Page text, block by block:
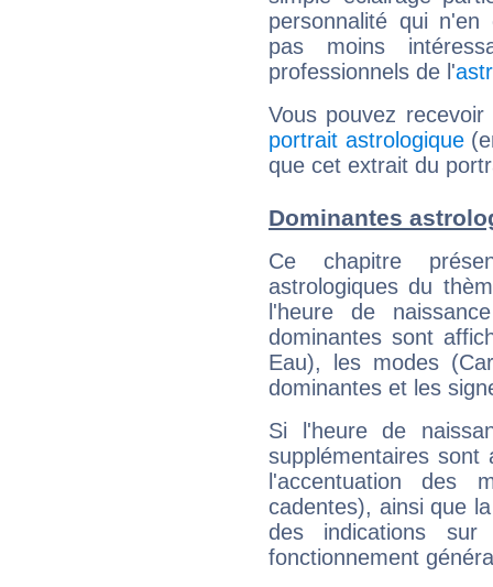
personnalité qui n'en
pas moins
professionnels de l'
Vous pouvez
portrait astrologique
que cet extrait du
Dominantes
Ce chapitre
astrologiques du
l'heure de
dominantes sont
Eau), les modes
dominantes et les
Si l'heure de
supplémentaires sont
l'accentuation des
cadentes), ainsi que
des indications sur
fonctionnement